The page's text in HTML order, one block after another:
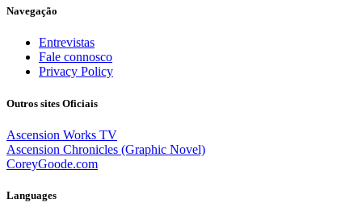
Navegação
Entrevistas
Fale connosco
Privacy Policy
Outros sites Oficiais
Ascension Works TV
Ascension Chronicles (Graphic Novel)
CoreyGoode.com
Languages